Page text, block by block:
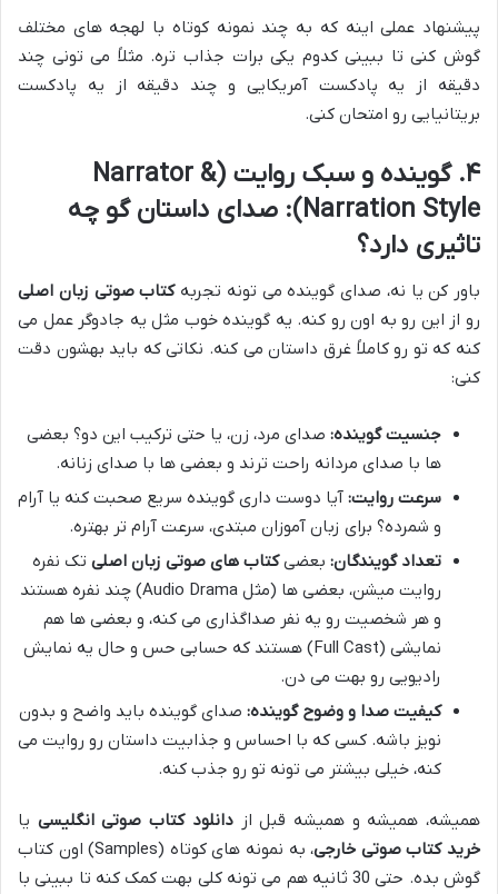
پیشنهاد عملی اینه که به چند نمونه کوتاه با لهجه های مختلف
گوش کنی تا ببینی کدوم یکی برات جذاب تره. مثلاً می تونی چند
دقیقه از یه پادکست آمریکایی و چند دقیقه از یه پادکست
بریتانیایی رو امتحان کنی.
۴. گوینده و سبک روایت (Narrator &
Narration Style): صدای داستان گو چه
تاثیری دارد؟
باور کن یا نه، صدای گوینده می تونه تجربهکتاب صوتی زبان اصلی
رو از این رو به اون رو کنه. یه گوینده خوب مثل یه جادوگر عمل می
کنه که تو رو کاملاً غرق داستان می کنه. نکاتی که باید بهشون دقت
کنی:
جنسیت گوینده: صدای مرد، زن، یا حتی ترکیب این دو؟ بعضی
ها با صدای مردانه راحت ترند و بعضی ها با صدای زنانه.
سرعت روایت: آیا دوست داری گوینده سریع صحبت کنه یا آرام
و شمرده؟ برای زبان آموزان مبتدی، سرعت آرام تر بهتره.
تعداد گویندگان: بعضیکتاب های صوتی زبان اصلی تک نفره
روایت میشن، بعضی ها (مثل Audio Drama) چند نفره هستند
و هر شخصیت رو یه نفر صداگذاری می کنه، و بعضی ها هم
نمایشی (Full Cast) هستند که حسابی حس و حال یه نمایش
رادیویی رو بهت می دن.
کیفیت صدا و وضوح گوینده: صدای گوینده باید واضح و بدون
نویز باشه. کسی که با احساس و جذابیت داستان رو روایت می
کنه، خیلی بیشتر می تونه تو رو جذب کنه.
همیشه، همیشه و همیشه قبل ازدانلود کتاب صوتی انگلیسی یا
خرید کتاب صوتی خارجی
، به نمونه های کوتاه (Samples) اون کتاب
گوش بده. حتی 30 ثانیه هم می تونه کلی بهت کمک کنه تا ببینی با